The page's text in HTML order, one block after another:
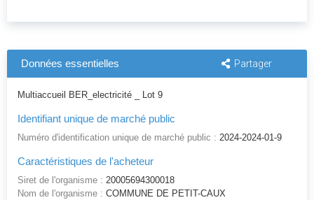
Données essentielles Partager
Multiaccueil BER_electricité _ Lot 9
Identifiant unique de marché public
Numéro d'identification unique de marché public : 2024-2024-01-9
Caractéristiques de l'acheteur
Siret de l'organisme : 20005694300018
Nom de l'organisme : COMMUNE DE PETIT-CAUX